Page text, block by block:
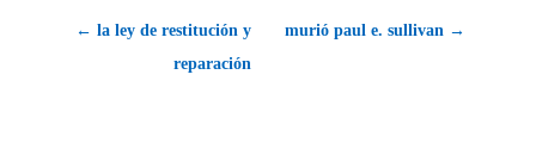
← la ley de restitución y
reparación
murió paul e. sullivan →